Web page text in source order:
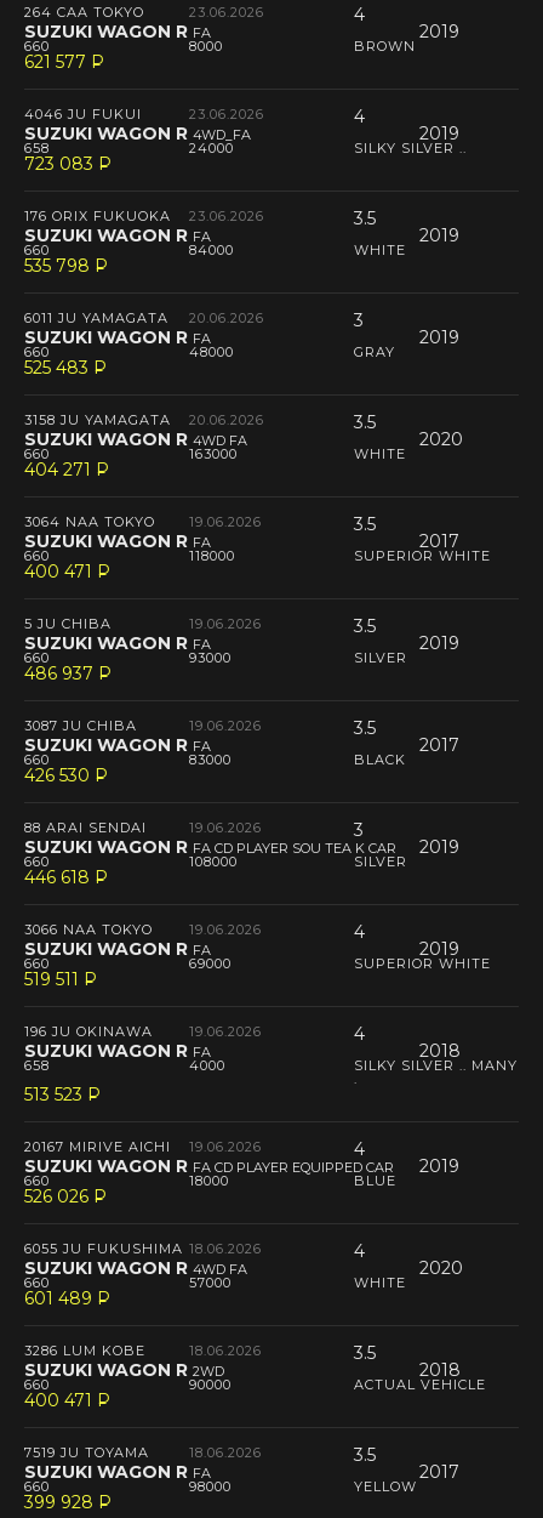
264 CAA TOKYO 23.06.2026 4
SUZUKI WAGON R FA 2019
660 8000 BROWN
621 577 P
--
4046 JU FUKUI 23.06.2026 4
SUZUKI WAGON R 4WD_FA 2019
658 24000 SILKY SILVER ..
723 083 P
--
176 ORIX FUKUOKA 23.06.2026 3.5
SUZUKI WAGON R FA 2019
660 84000 WHITE
535 798 P
--
6011 JU YAMAGATA 20.06.2026 3
SUZUKI WAGON R FA 2019
660 48000 GRAY
525 483 P
--
3158 JU YAMAGATA 20.06.2026 3.5
SUZUKI WAGON R 4WD FA 2020
660 163000 WHITE
404 271 P
--
3064 NAA TOKYO 19.06.2026 3.5
SUZUKI WAGON R FA 2017
660 118000 SUPERIOR WHITE
400 471 P
--
5 JU CHIBA 19.06.2026 3.5
SUZUKI WAGON R FA 2019
660 93000 SILVER
486 937 P
--
3087 JU CHIBA 19.06.2026 3.5
SUZUKI WAGON R FA 2017
660 83000 BLACK
426 530 P
--
88 ARAI SENDAI 19.06.2026 3
SUZUKI WAGON R FA CD PLAYER SOU TEA K CAR 2019
660 108000 SILVER
446 618 P
--
3066 NAA TOKYO 19.06.2026 4
SUZUKI WAGON R FA 2019
660 69000 SUPERIOR WHITE
519 511 P
--
196 JU OKINAWA 19.06.2026 4
SUZUKI WAGON R FA 2018
658 4000 SILKY SILVER .. MANY
.
513 523 P
--
20167 MIRIVE AICHI 19.06.2026 4
SUZUKI WAGON R FA CD PLAYER EQUIPPED CAR 2019
660 18000 BLUE
526 026 P
--
6055 JU FUKUSHIMA 18.06.2026 4
SUZUKI WAGON R 4WD FA 2020
660 57000 WHITE
601 489 P
--
3286 LUM KOBE 18.06.2026 3.5
SUZUKI WAGON R 2WD 2018
660 90000 ACTUAL VEHICLE
400 471 P
--
7519 JU TOYAMA 18.06.2026 3.5
SUZUKI WAGON R FA 2017
660 98000 YELLOW
399 928 P
--